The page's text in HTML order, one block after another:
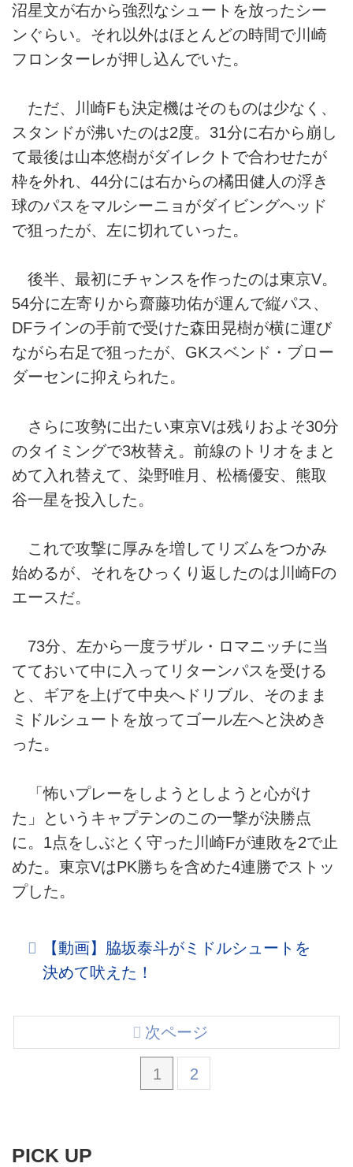
沼星文が右から強烈なシュートを放ったシー
ンぐらい。それ以外はほとんどの時間で川崎
フロンターレが押し込んでいた。
ただ、川崎Fも決定機はそのものは少なく、
スタンドが沸いたのは2度。31分に右から崩し
て最後は山本悠樹がダイレクトで合わせたが
枠を外れ、44分には右からの橘田健人の浮き
球のパスをマルシーニョがダイビングヘッド
で狙ったが、左に切れていった。
後半、最初にチャンスを作ったのは東京V。
54分に左寄りから齋藤功佑が運んで縦パス、
DFラインの手前で受けた森田晃樹が横に運び
ながら右足で狙ったが、GKスベンド・ブロー
ダーセンに抑えられた。
さらに攻勢に出たい東京Vは残りおよそ30分
のタイミングで3枚替え。前線のトリオをまと
めて入れ替えて、染野唯月、松橋優安、熊取
谷一星を投入した。
これで攻撃に厚みを増してリズムをつかみ
始めるが、それをひっくり返したのは川崎Fの
エースだ。
73分、左から一度ラザル・ロマニッチに当
てておいて中に入ってリターンパスを受ける
と、ギアを上げて中央へドリブル、そのまま
ミドルシュートを放ってゴール左へと決めき
った。
「怖いプレーをしようとしようと心がけ
た」というキャプテンのこの一撃が決勝点
に。1点をしぶとく守った川崎Fが連敗を2で止
めた。東京VはPK勝ちを含めた4連勝でストッ
プした。
【動画】脇坂泰斗がミドルシュートを
決めて吠えた！
1 2
次ページ
PICK UP